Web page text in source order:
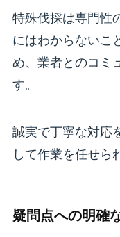
特殊伐採は専門性
にはわからないこ
め、業者とのコミ
す。
誠実で丁寧な対応
して作業を任せら
疑問点への明確